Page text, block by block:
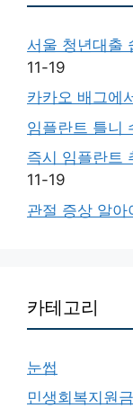
서울 청년대출
11-19
카카오 배그에
임플란트 틀니
즉시 임플란트
11-19
관절 증상 알아
카테고리
눈썹
민생회복지원금